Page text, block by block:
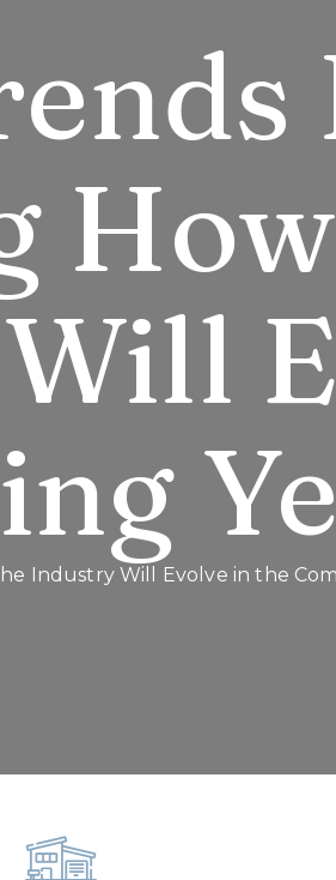
Industry Will Evolve in the